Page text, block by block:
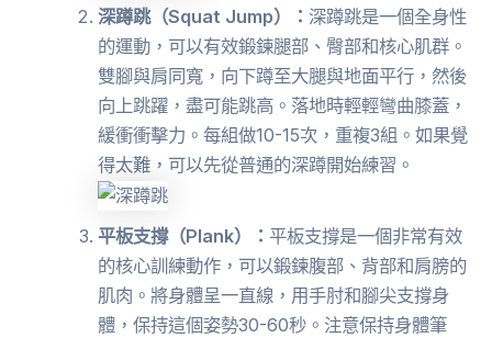
深蹲跳（Squat Jump）：深蹲跳是一個全身性
的運動，可以有效鍛鍊腿部、臀部和核心肌群。
雙腳與肩同寬，向下蹲至大腿與地面平行，然後
向上跳躍，盡可能跳高。落地時輕輕彎曲膝蓋，
緩衝衝擊力。每組做10-15次，重複3組。如果覺
得太難，可以先從普通的深蹲開始練習。
平板支撐（Plank）： 平板支撐是一個非常有效
的核心訓練動作，可以鍛鍊腹部、背部和肩膀的
肌肉。將身體呈一直線，用手肘和腳尖支撐身
體，保持這個姿勢30-60秒。注意保持身體筆